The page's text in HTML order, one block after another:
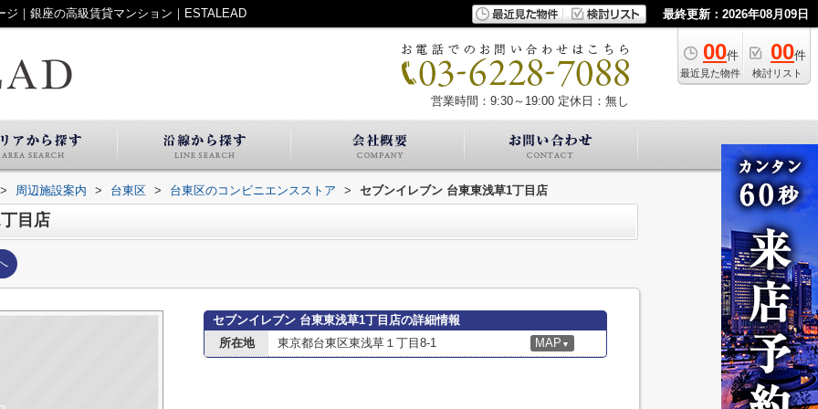
｜銀座の高級賃貸マンション｜ESTALEAD 最終更新：2026年08月09日
00件
最近見た物件
00件
検討リスト
営業時間：9:30～19:00 定休日：無し
> 周辺施設案内 > 台東区 > 台東区のコンビニエンスストア > セブンイレブン 台東東浅草1丁目店
目店
セブンイレブン 台東東浅草1丁目店の詳細情報
所在地
東京都台東区東浅草１丁目8-1 MAP ▼